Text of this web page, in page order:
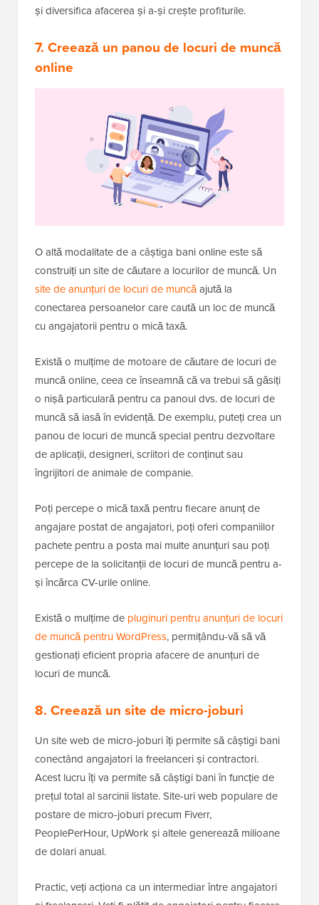
și diversifica afacerea și a-și crește profiturile.
7. Creează un panou de locuri de muncă
online
O altă modalitate de a câștiga bani online este să
construiți un site de căutare a locurilor de muncă. Un
site de anunțuri de locuri de muncăajută la
conectarea persoanelor care caută un loc de muncă
cu angajatorii pentru o mică taxă.
Există o mulțime de motoare de căutare de locuri de
muncă online, ceea ce înseamnă că va trebui să găsiți
o nișă particulară pentru ca panoul dvs. de locuri de
muncă să iasă în evidență. De exemplu, puteți crea un
panou de locuri de muncă special pentru dezvoltare
de aplicații, designeri, scriitori de conținut sau
îngrijitori de animale de companie.
Poți percepe o mică taxă pentru fiecare anunț de
angajare postat de angajatori, poți oferi companiilor
pachete pentru a posta mai multe anunțuri sau poți
percepe de la solicitanții de locuri de muncă pentru a-
și încărca CV-urile online.
Există o mulțime de pluginuri pentru anunțuri de locuri
de muncă pentru WordPress, permițându-vă să vă
gestionați eficient propria afacere de anunțuri de
locuri de muncă.
8. Creează un site de micro-joburi
Un site web de micro-joburi îți permite să câștigi bani
conectând angajatori la freelanceri și contractori.
Acest lucru îți va permite să câștigi bani în funcție de
prețul total al sarcinii listate. Site-uri web populare de
postare de micro-joburi precum Fiverr,
PeoplePerHour, UpWork și altele generează milioane
de dolari anual.
Practic, veți acționa ca un intermediar între angajatori